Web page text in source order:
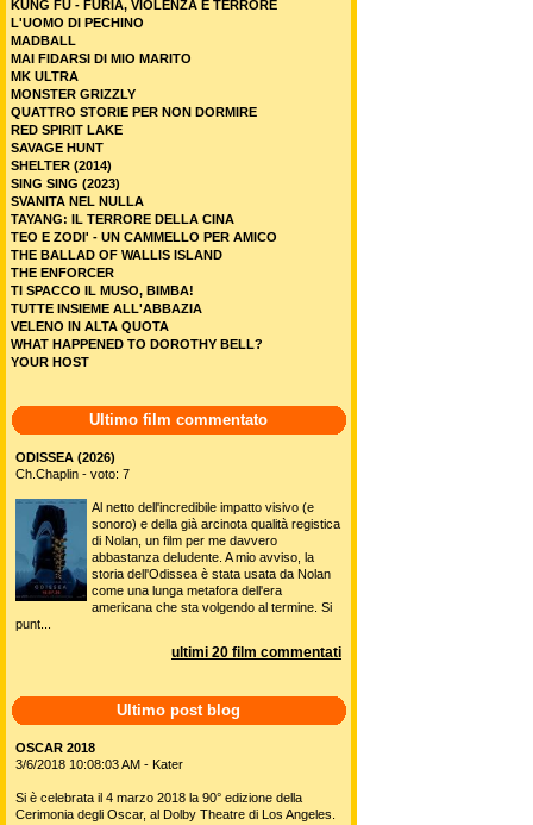
KUNG FU - FURIA, VIOLENZA E TERRORE
L'UOMO DI PECHINO
MADBALL
MAI FIDARSI DI MIO MARITO
MK ULTRA
MONSTER GRIZZLY
QUATTRO STORIE PER NON DORMIRE
RED SPIRIT LAKE
SAVAGE HUNT
SHELTER (2014)
SING SING (2023)
SVANITA NEL NULLA
TAYANG: IL TERRORE DELLA CINA
TEO E ZODI' - UN CAMMELLO PER AMICO
THE BALLAD OF WALLIS ISLAND
THE ENFORCER
TI SPACCO IL MUSO, BIMBA!
TUTTE INSIEME ALL'ABBAZIA
VELENO IN ALTA QUOTA
WHAT HAPPENED TO DOROTHY BELL?
YOUR HOST
Ultimo film commentato
ODISSEA (2026)
Ch.Chaplin - voto: 7
Al netto dell'incredibile impatto visivo (e
sonoro) e della già arcinota qualità registica
di Nolan, un film per me davvero
abbastanza deludente. A mio avviso, la
storia dell'Odissea è stata usata da Nolan
come una lunga metafora dell'era
americana che sta volgendo al termine. Si
punt...
ultimi 20 film commentati
Ultimo post blog
OSCAR 2018
3/6/2018 10:08:03 AM - Kater
Si è celebrata il 4 marzo 2018 la 90° edizione della
Cerimonia degli Oscar, al Dolby Theatre di Los Angeles.